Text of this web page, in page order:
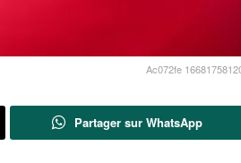
Ac072fe
Partager sur WhatsApp